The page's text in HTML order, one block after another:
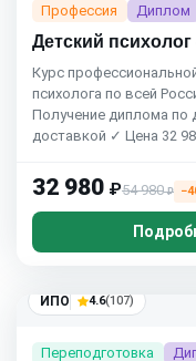
Профессия Диплом
Детский
Курс
психолога по всей
Получение диплома по
доставкой ✓ Цена 32
32 980 ₽54 980₽
ИПО 4.6(107)
Переподготовка